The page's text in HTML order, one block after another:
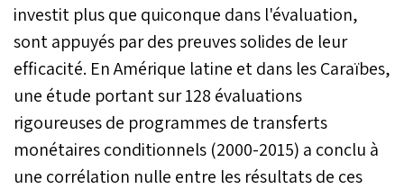
investit plus que quiconque dans l'évaluation,
sont appuyés par des preuves solides de leur
efficacité. En Amérique latine et dans les Caraïbes,
une étude portant sur 128 évaluations
rigoureuses de programmes de transferts
monétaires conditionnels (2000-2015) a conclu à
une corrélation nulle entre les résultats de ces